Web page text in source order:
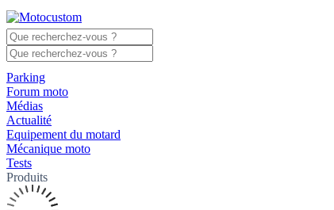
Parking
Forum moto
Médias
Actualité
Equipement du motard
Mécanique moto
Tests
Produits